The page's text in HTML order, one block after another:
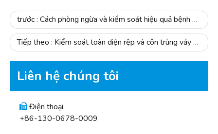
trước : Cách phòng ngừa và kiểm soát hiệu quả bệnh đốm lá táo và cải thiện độ sáng của vỏ trái cây.
Tiếp theo : Kiểm soát toàn diện rệp và côn trùng vảy để bảo vệ quả và lá- Dựa vào Realigia
Liên hệ chúng tôi
 Điện thoại:
+86-130-0678-0009